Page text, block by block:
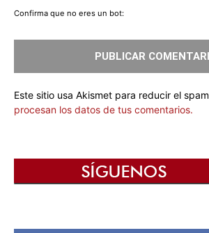
Confirma que no eres un bot:
Este sitio usa Akismet para reducir el
procesan los datos de tus comentarios.